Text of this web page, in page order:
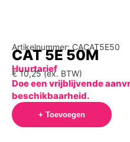
Artikelnummer: CACAT5E50
CAT 5E 50M
Huurtarief
€10,25(ex. BTW)
Doe een vrijblijvende
beschikbaarheid.
+ Toevoegen